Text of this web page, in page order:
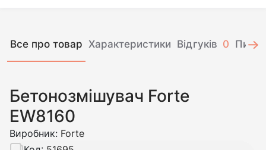
Все про товар Характеристики Відгуків 0
Бетонозмішувач Forte
EW8160
Виробник: Forte